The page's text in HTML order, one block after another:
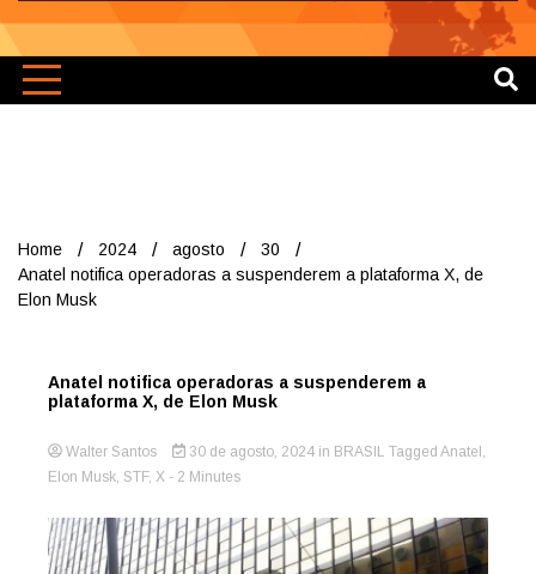
Home 2024 agosto
30
Anatel notifica operadoras a suspenderem a plataforma X, de
Elon Musk
Anatel notifica operadoras a suspenderem a
plataforma X, de Elon Musk
Walter Santos 30 de agosto, 2024 in BRASIL Tagged Anatel
Elon Musk STF, X - 2 Minutes